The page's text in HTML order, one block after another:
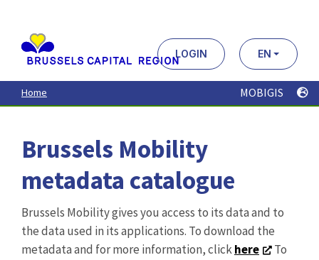
contenu
principal
LOGIN EN
Home MOBIGIS
Brussels Mobility
metadata catalogue
Brussels Mobility gives you access to its data and to
the data used in its applications. To download the
metadata and for more information, clickhere
To